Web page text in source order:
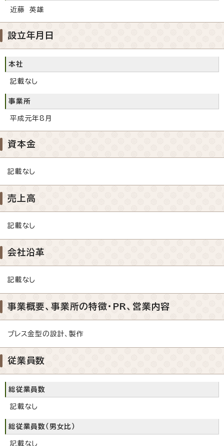
近藤 英雄
設立年月日
本社
記載なし
事業所
平成元年8月
資本金
記載なし
売上高
記載なし
会社沿革
記載なし
事業概要、事業所の特徴・PR、営業内容
プレス金型の設計、製作
従業員数
総従業員数
記載なし
総従業員数（男女比）
記載なし